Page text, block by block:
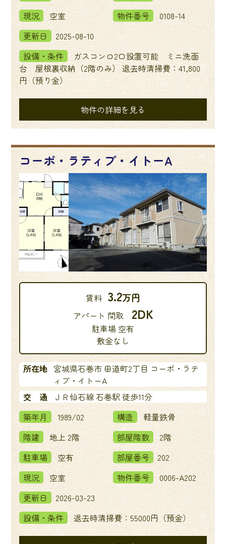
現況
空室 物件番号
0108-14
更新日
2025-08-10
設備・条件
ガスコンロ2口設置可能 ミニ洗面
台 屋根裏収納（2階のみ） 退去時清掃費：41,800
円（預り金）
物件の詳細を見る
コーポ・ラティブ・イトーA
賃料 3.2万円
アパート 間取 2DK
駐車場 空有
敷金なし
所在地 宮城県石巻市 田道町2丁目 コーポ・ラテ
ィブ・イトーA
交 通
ＪＲ仙石線 石巻駅 徒歩11分
築年月
1989/02 構造
軽量鉄骨
階建
地上 2階 部屋階数
2階
駐車場
空有 部屋番号
202
現況
空室 物件番号
0006-A202
更新日
2026-03-23
設備・条件
退去時清掃費：55000円（預金）